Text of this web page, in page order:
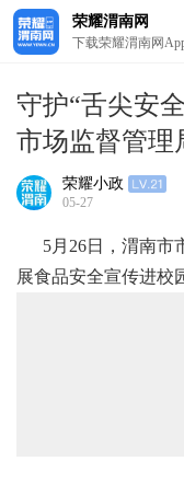
荣耀渭南网
下载荣耀渭南网
守护“舌尖安
市场监督管理
荣耀小政
05-27
5月26日，渭南市
展食品安全宣传进校